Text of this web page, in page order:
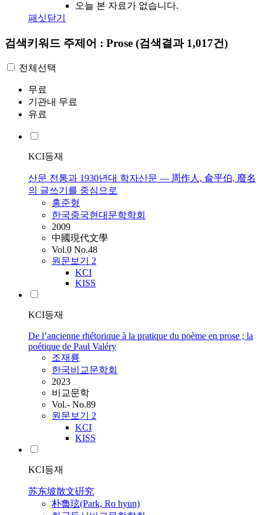
오늘 본 자료가 없습니다.
패싯닫기
검색키워드 주제어 : Prose (검색결과 1,017건)
전체선택
무료
기관내 무료
유료
KCI등재
산문 전통과 1930년대 학자산문 ― 周作人, 兪平伯, 廢名
의 글쓰기를 중심으로
홍준형
한국중국현대문학학회
2009
中國現代文學
Vol.0 No.48
원문보기 2
KCI
KISS
KCI등재
De l’ancienne rhétorique à la pratique du poème en prose ; la
poétique de Paul Valéry
조재룡
한국비교문학회
2023
비교문학
Vol.- No.89
원문보기 2
KCI
KISS
KCI등재
苏东坡散文硏究
朴魯玹(Park, Ro hyun)